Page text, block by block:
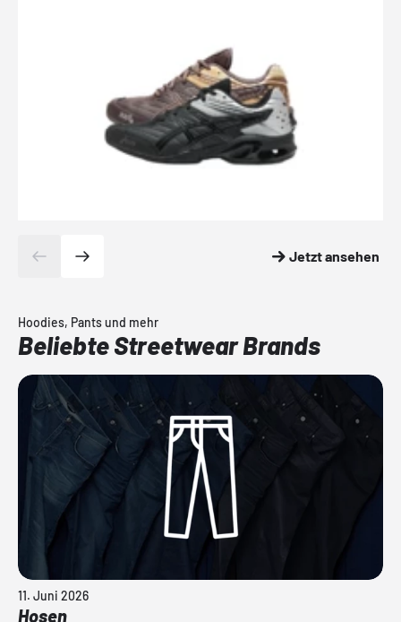
Jetzt ansehen
Hoodies, Pants und mehr
Beliebte Streetwear Brands
11. Juni 2026
Hosen